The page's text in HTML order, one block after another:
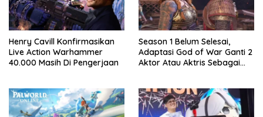
Henry Cavill Konfirmasikan
Live Action Warhammer
40.000 Masih Di Pengerjaan
Season 1 Belum Selesai,
Adaptasi God of War Ganti 2
Aktor Atau Aktris Sebagai